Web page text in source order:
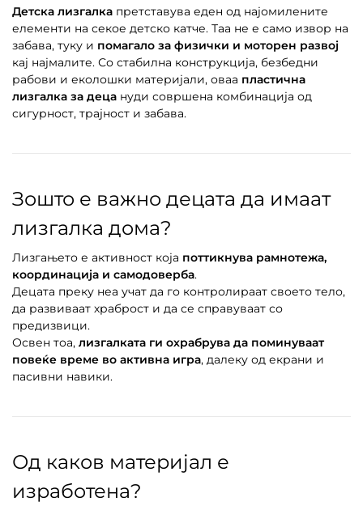
Детска лизгалка претставува еден од најомилените
елементи на секое детско катче. Таа не е само извор на
забава, туку и помагало за физички и моторен развој
кај најмалите. Со стабилна конструкција, безбедни
рабови и еколошки материјали, оваа пластична
лизгалка за деца нуди совршена комбинација од
сигурност, трајност и забава.
Зошто е важно децата да имаат
лизгалка дома?
Лизгањето е активност која поттикнува рамнотежа,
координација и самодоверба.
Децата преку неа учат да го контролираат своето тело,
да развиваат храброст и да се справуваат со
предизвици.
Освен тоа, лизгалката ги охрабрува да поминуваат
повеќе време во активна игра, далеку од екрани и
пасивни навики.
Од каков материјал е
изработена?